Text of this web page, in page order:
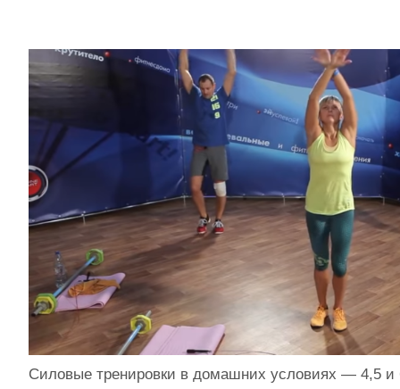
Силовые тренировки в домашних условиях — 4,5 и